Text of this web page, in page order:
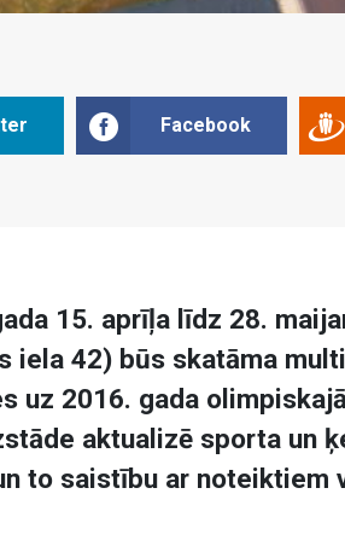
Facebook
15. aprīļa līdz 28.
iela 42) būs skatāma
uz 2016. gada
aktualizē sporta un
to saistību ar noteiktiem